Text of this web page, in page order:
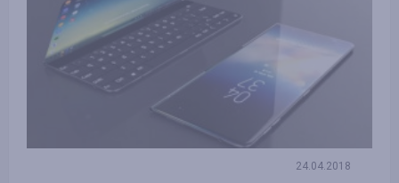
24.04.2018